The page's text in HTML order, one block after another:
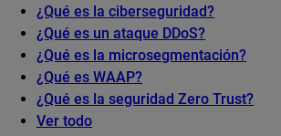
¿Qué es la ciberseguridad?
¿Qué es un ataque DDoS?
¿Qué es la microsegmentación?
¿Qué es WAAP?
¿Qué es la seguridad Zero Trust?
Ver todo